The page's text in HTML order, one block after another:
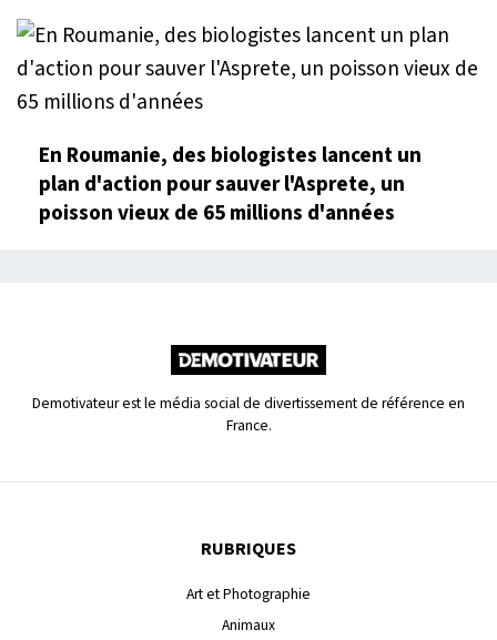
En Roumanie, des biologistes lancent un
plan d'action pour sauver l'Asprete, un
poisson vieux de 65 millions d'années
Demotivateur est le média social de divertissement de référence en
France.
RUBRIQUES
Art et Photographie
Animaux